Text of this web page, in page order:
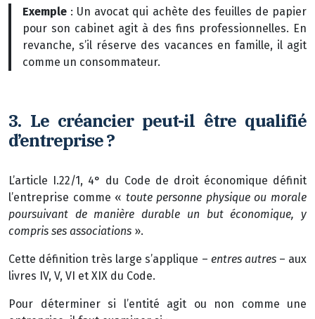
Exemple : Un avocat qui achète des feuilles de papier
pour son cabinet agit à des fins professionnelles. En
revanche, s’il réserve des vacances en famille, il agit
comme un consommateur.
3. Le créancier peut-il être qualifié
d’entreprise ?
L’article I.22/1, 4° du Code de droit économique définit
l’entreprise comme « toute personne physique ou morale
poursuivant de manière durable un but économique, y
compris ses associations ».
Cette définition très large s’applique – entres autres– aux
livres IV, V, VI et XIX du Code.
Pour déterminer si l’entité agit ou non comme une